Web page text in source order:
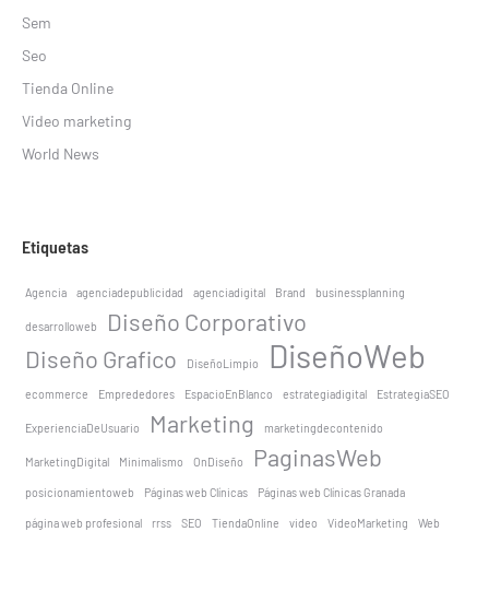
Sem
Seo
Tienda Online
Video marketing
World News
Etiquetas
Agencia agenciadepublicidad agenciadigital Brand businessplanning
desarrolloweb
Diseño Corporativo
Diseño Grafico
DiseñoLimpio DiseñoWeb
ecommerce Emprededores EspacioEnBlanco estrategiadigital EstrategiaSEO
ExperienciaDeUsuario Marketing marketingdecontenido
MarketingDigital Minimalismo OnDiseño PaginasWeb
posicionamientoweb Páginas web Clínicas Páginas web Clínicas Granada
página web profesional rrss SEO TiendaOnline video VideoMarketing Web